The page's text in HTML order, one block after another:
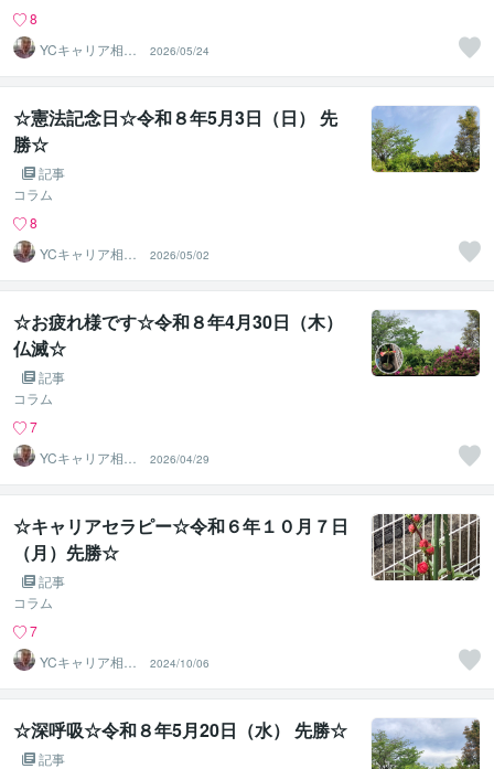
8
YCキャリア相談
2026/05/24
☆憲法記念日☆令和８年5月3日（日） 先
勝☆
記事
コラム
8
YCキャリア相談
2026/05/02
☆お疲れ様です☆令和８年4月30日（木）
仏滅☆
記事
コラム
7
YCキャリア相談
2026/04/29
☆キャリアセラピー☆令和６年１０月７日
（月）先勝☆
記事
コラム
7
YCキャリア相談
2024/10/06
☆深呼吸☆令和８年5月20日（水） 先勝☆
記事